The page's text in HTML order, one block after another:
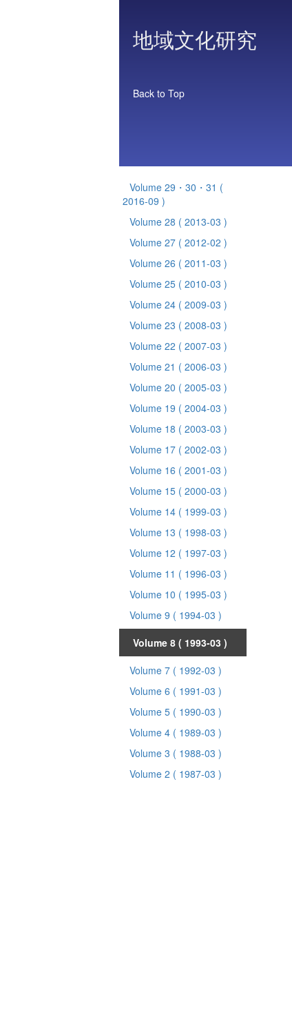
地域文化研究
Back to Top
Volume 29・30・31 (
2016-09 )
Volume 28 ( 2013-03 )
Volume 27 ( 2012-02 )
Volume 26 ( 2011-03 )
Volume 25 ( 2010-03 )
Volume 24 ( 2009-03 )
Volume 23 ( 2008-03 )
Volume 22 ( 2007-03 )
Volume 21 ( 2006-03 )
Volume 20 ( 2005-03 )
Volume 19 ( 2004-03 )
Volume 18 ( 2003-03 )
Volume 17 ( 2002-03 )
Volume 16 ( 2001-03 )
Volume 15 ( 2000-03 )
Volume 14 ( 1999-03 )
Volume 13 ( 1998-03 )
Volume 12 ( 1997-03 )
Volume 11 ( 1996-03 )
Volume 10 ( 1995-03 )
Volume 9 ( 1994-03 )
Volume 8 ( 1993-03 )
Volume 7 ( 1992-03 )
Volume 6 ( 1991-03 )
Volume 5 ( 1990-03 )
Volume 4 ( 1989-03 )
Volume 3 ( 1988-03 )
Volume 2 ( 1987-03 )